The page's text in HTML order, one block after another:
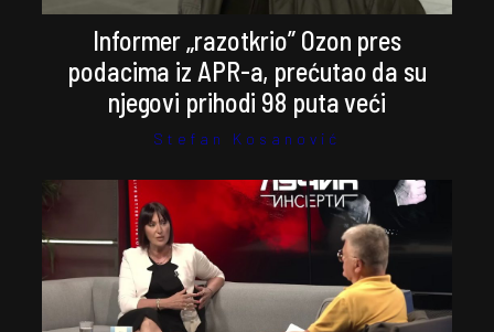
Informer „razotkrio” Ozon pres
podacima iz APR-a, prećutao da su
njegovi prihodi 98 puta veći
Stefan Kosanović